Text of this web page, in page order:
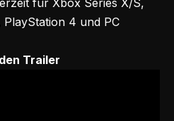
PlayStation 4 und PC
Trailer